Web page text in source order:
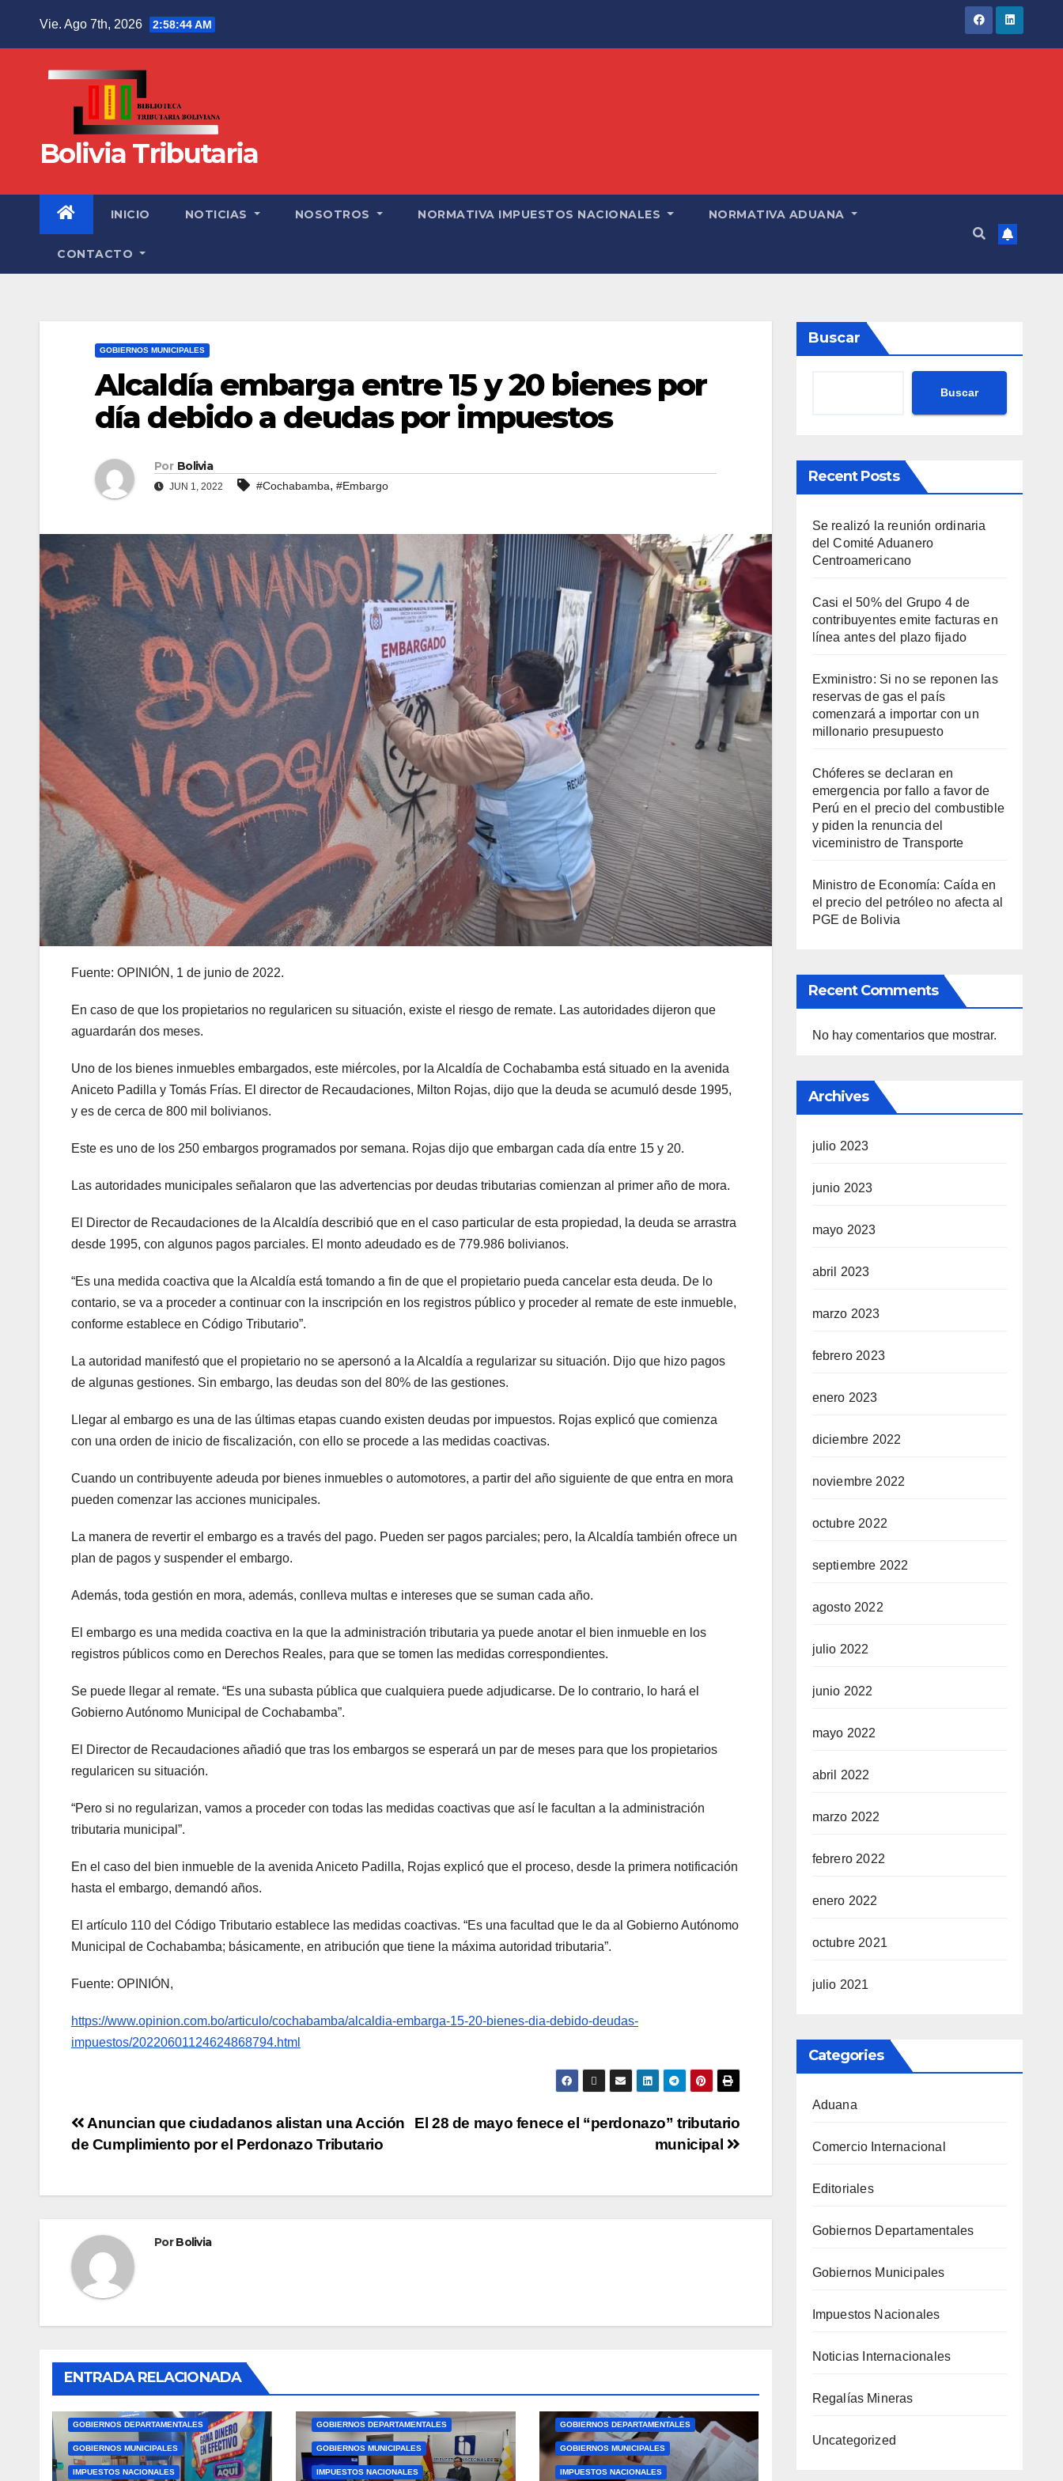
Vie. Ago 7th, 2026 2:58:45 AM
Bolivia Tributaria
INICIO NOTICIAS NOSOTROS NORMATIVA IMPUESTOS NACIONALES NORMATIVA ADUANA
CONTACTO
GOBIERNOS MUNICIPALES
Alcaldía embarga entre 15 y 20 bienes por
día debido a deudas por impuestos
Por Bolivia
JUN 1, 2022 #Cochabamba, #Embargo
Fuente: OPINIÓN, 1 de junio de 2022.
En caso de que los propietarios no regularicen su situación, existe el riesgo de remate. Las autoridades dijeron que
aguardarán dos meses.
Uno de los bienes inmuebles embargados, este miércoles, por la Alcaldía de Cochabamba está situado en la avenida
Aniceto Padilla y Tomás Frías. El director de Recaudaciones, Milton Rojas, dijo que la deuda se acumuló desde 1995,
y es de cerca de 800 mil bolivianos.
Este es uno de los 250 embargos programados por semana. Rojas dijo que embargan cada día entre 15 y 20.
Las autoridades municipales señalaron que las advertencias por deudas tributarias comienzan al primer año de mora.
El Director de Recaudaciones de la Alcaldía describió que en el caso particular de esta propiedad, la deuda se arrastra
desde 1995, con algunos pagos parciales. El monto adeudado es de 779.986 bolivianos.
“Es una medida coactiva que la Alcaldía está tomando a fin de que el propietario pueda cancelar esta deuda. De lo
contario, se va a proceder a continuar con la inscripción en los registros público y proceder al remate de este inmueble,
conforme establece en Código Tributario”.
La autoridad manifestó que el propietario no se apersonó a la Alcaldía a regularizar su situación. Dijo que hizo pagos
de algunas gestiones. Sin embargo, las deudas son del 80% de las gestiones.
Llegar al embargo es una de las últimas etapas cuando existen deudas por impuestos. Rojas explicó que comienza
con una orden de inicio de fiscalización, con ello se procede a las medidas coactivas.
Cuando un contribuyente adeuda por bienes inmuebles o automotores, a partir del año siguiente de que entra en mora
pueden comenzar las acciones municipales.
La manera de revertir el embargo es a través del pago. Pueden ser pagos parciales; pero, la Alcaldía también ofrece un
plan de pagos y suspender el embargo.
Además, toda gestión en mora, además, conlleva multas e intereses que se suman cada año.
El embargo es una medida coactiva en la que la administración tributaria ya puede anotar el bien inmueble en los
registros públicos como en Derechos Reales, para que se tomen las medidas correspondientes.
Se puede llegar al remate. “Es una subasta pública que cualquiera puede adjudicarse. De lo contrario, lo hará el
Gobierno Autónomo Municipal de Cochabamba”.
El Director de Recaudaciones añadió que tras los embargos se esperará un par de meses para que los propietarios
regularicen su situación.
“Pero si no regularizan, vamos a proceder con todas las medidas coactivas que así le facultan a la administración
tributaria municipal”.
En el caso del bien inmueble de la avenida Aniceto Padilla, Rojas explicó que el proceso, desde la primera notificación
hasta el embargo, demandó años.
El artículo 110 del Código Tributario establece las medidas coactivas. “Es una facultad que le da al Gobierno Autónomo
Municipal de Cochabamba; básicamente, en atribución que tiene la máxima autoridad tributaria”.
Fuente: OPINIÓN,
https://www.opinion.com.bo/articulo/cochabamba/alcaldia-embarga-15-20-bienes-dia-debido-deudas-
impuestos/20220601124624868794.html
El 28 de mayo fenece el “perdonazo” tributario
municipal
Anuncian que ciudadanos alistan una Acción
de Cumplimiento por el Perdonazo Tributario
PorBolivia
ENTRADA RELACIONADA
GOBIERNOS DEPARTAMENTALES
GOBIERNOS MUNICIPALES
IMPUESTOS NACIONALES
GOBIERNOS DEPARTAMENTALES
GOBIERNOS MUNICIPALES
IMPUESTOS NACIONALES
GOBIERNOS DEPARTAMENTALES
GOBIERNOS MUNICIPALES
IMPUESTOS NACIONALES
Buscar
Buscar
Recent Posts
Se realizó la reunión ordinaria
del Comité Aduanero
Centroamericano
Casi el 50% del Grupo 4 de
contribuyentes emite facturas en
línea antes del plazo fijado
Exministro: Si no se reponen las
reservas de gas el país
comenzará a importar con un
millonario presupuesto
Chóferes se declaran en
emergencia por fallo a favor de
Perú en el precio del combustible
y piden la renuncia del
viceministro de Transporte
Ministro de Economía: Caída en
el precio del petróleo no afecta al
PGE de Bolivia
Recent Comments
No hay comentarios que mostrar.
Archives
julio 2023
junio 2023
mayo 2023
abril 2023
marzo 2023
febrero 2023
enero 2023
diciembre 2022
noviembre 2022
octubre 2022
septiembre 2022
agosto 2022
julio 2022
junio 2022
mayo 2022
abril 2022
marzo 2022
febrero 2022
enero 2022
octubre 2021
julio 2021
Categories
Aduana
Comercio Internacional
Editoriales
Gobiernos Departamentales
Gobiernos Municipales
Impuestos Nacionales
Noticias Internacionales
Regalías Mineras
Uncategorized